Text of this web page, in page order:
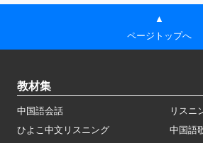
▲
ページトップへ
教材集
中国語会話
リスニ
ひよこ中文リスニング
中国語